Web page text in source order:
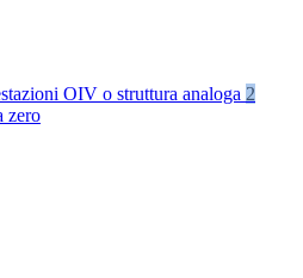
OIV o struttura analoga 2
zero